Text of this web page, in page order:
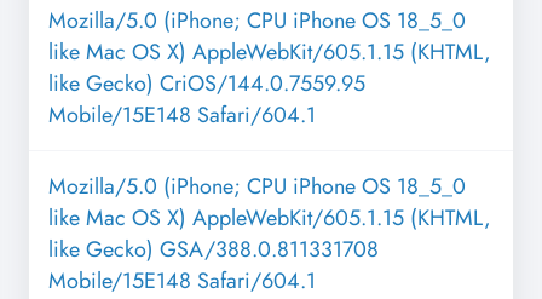
Mozilla/5.0 (iPhone; CPU iPhone OS 18_5_0
like Mac OS X) AppleWebKit/605.1.15 (KHTML,
like Gecko) CriOS/144.0.7559.95
Mobile/15E148 Safari/604.1
Mozilla/5.0 (iPhone; CPU iPhone OS 18_5_0
like Mac OS X) AppleWebKit/605.1.15 (KHTML,
like Gecko) GSA/388.0.811331708
Mobile/15E148 Safari/604.1